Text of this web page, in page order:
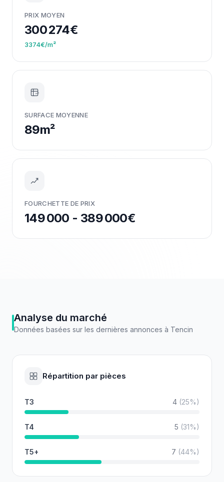
PRIX MOYEN
300 274€
3374€/m²
m²
SURFACE MOYENNE
89m²
FOURCHETTE DE PRIX
149 000 - 389 000€
Analyse du marché
Données basées sur les dernières annonces à Tencin
Répartition par pièces
T3 4 (25%)
T4 5 (31%)
T5+ 7 (44%)